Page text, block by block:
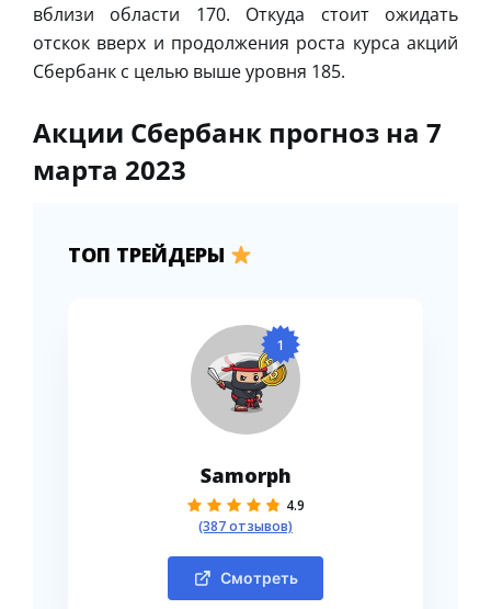
вблизи области 170. Откуда стоит ожидать
отскок вверх и продолжения роста курса акций
Сбербанк с целью выше уровня 185.
Акции Сбербанк прогноз на 7
марта 2023
ТОП ТРЕЙДЕРЫ
1
Samorph
4.9
(387 отзывов)
Смотреть